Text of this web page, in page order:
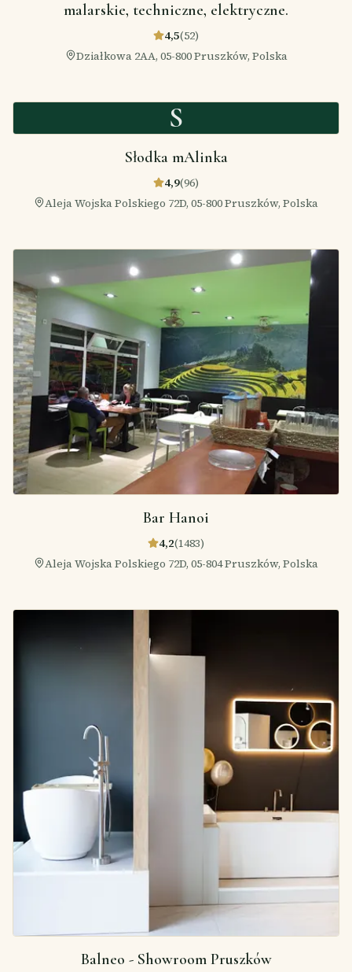
malarskie, techniczne, elektryczne.
4,5(52)
Działkowa 2AA, 05-800 Pruszków, Polska
S
Słodka mAlinka
4,9(96)
Aleja Wojska Polskiego 72D, 05-800 Pruszków, Polska
Bar Hanoi
4,2(1483)
Aleja Wojska Polskiego 72D, 05-804 Pruszków, Polska
Balneo - Showroom Pruszków